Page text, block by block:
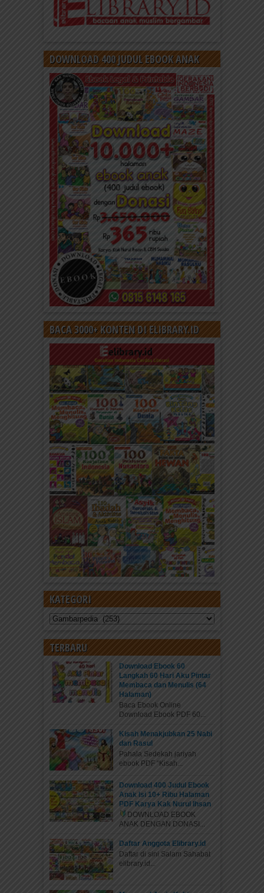
DOWNLOAD 400 JUDUL EBOOK ANAK
BACA 3000+ KONTEN DI ELIBRARY.ID
KATEGORI
Kategori
TERBARU
Download Ebook 60
Langkah 60 Hari Aku Pintar
Membaca dan Menulis (64
Halaman)
Baca Ebook Online
Download Ebook PDF 60...
Kisah Menakjubkan 25 Nabi
dan Rasul
Pahala Sedekah jariyah
ebook PDF “Kisah...
Download 400 Judul Ebook
Anak Isi 10+ Ribu Halaman
PDF Karya Kak Nurul Ihsan
DOWNLOAD EBOOK
ANAK DENGAN DONASI...
Daftar Anggota Elibrary.id
Daftar di sini Salam Sahabat
elibrary.id...